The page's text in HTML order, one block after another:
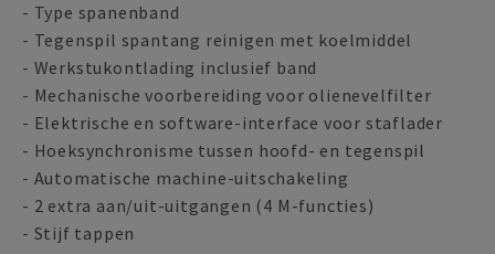
- Type spanenband
- Tegenspil spantang reinigen met koelmiddel
- Werkstukontlading inclusief band
- Mechanische voorbereiding voor olienevelfilter
- Elektrische en software-interface voor staflader
- Hoeksynchronisme tussen hoofd- en tegenspil
- Automatische machine-uitschakeling
- 2 extra aan/uit-uitgangen (4 M-functies)
- Stijf tappen